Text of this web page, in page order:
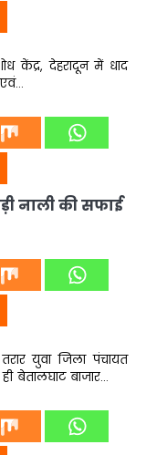
केंद्र, देहरादून में धाद
नाली की सफाई
युवा जिला पंचायत
बेतालघाट बाजार…